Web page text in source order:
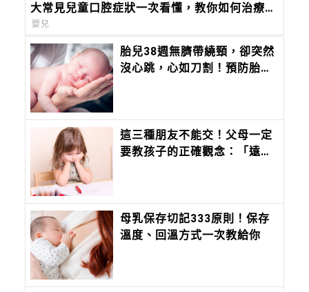
大常見兒童口腔症狀一次看懂，教你如何治療及
照護！
嬰兒
胎兒38週無臍帶繞頸，卻突然
沒心跳，心如刀割！預防胎死
這三種朋友不能交！父母一定
要教孩子的正確觀念：「遠離
母乳保存切記333原則！保存
溫度、回溫方式一次教給你